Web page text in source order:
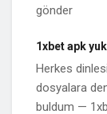
gönder
1xbet apk
Herkes
dosyalara
buldum —